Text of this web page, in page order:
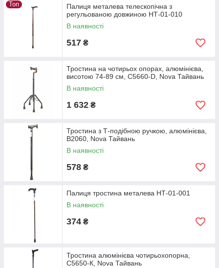
Топ
Палиця металева телескопічна з
регульованою довжиною НТ-01-010
В наявності
517 ₴
Тростина на чотирьох опорах, алюмінієва,
висотою 74-89 см, C5660-D, Nova Тайвань
В наявності
1 632 ₴
Тростина з Т-подібною ручкою, алюмінієва,
B2060, Nova Тайвань
В наявності
578 ₴
Палиця тростина металева НТ-01-001
В наявності
374 ₴
Тростина алюмінієва чотирьохопорна,
C5650-К, Nova Тайвань